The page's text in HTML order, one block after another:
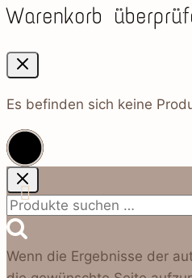
Warenkorb
Es befinden sich keine
Suchen
nach:
Wenn die Ergebnisse der